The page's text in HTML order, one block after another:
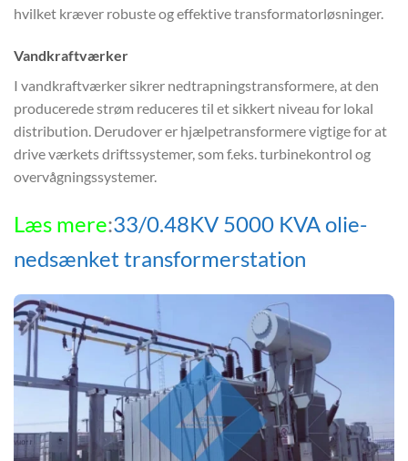
hvilket kræver robuste og effektive transformatorløsninger.
Vandkraftværker
I vandkraftværker sikrer nedtrapningstransformere, at den
producerede strøm reduceres til et sikkert niveau for lokal
distribution. Derudover er hjælpetransformere vigtige for at
drive værkets driftssystemer, som f.eks. turbinekontrol og
overvågningssystemer.
Læs mere:33/0.48KV 5000 KVA olie-
nedsænket transformerstation